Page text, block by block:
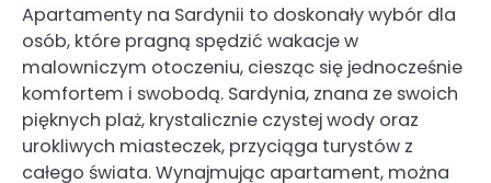
Apartamenty na Sardynii to doskonały wybór dla
osób, które pragną spędzić wakacje w
malowniczym otoczeniu, ciesząc się jednocześnie
komfortem i swobodą. Sardynia, znana ze swoich
pięknych plaż, krystalicznie czystej wody oraz
urokliwych miasteczek, przyciąga turystów z
całego świata. Wynajmując apartament, można